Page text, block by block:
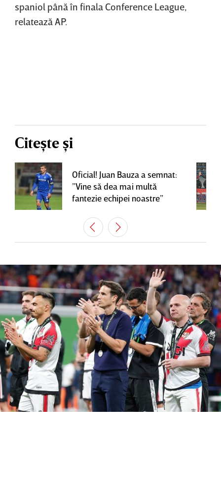
spaniol până în finala Conference League,
relatează AP.
Citește și
Oficial! Juan Bauza a semnat:
”Vine să dea mai multă
fantezie echipei noastre”